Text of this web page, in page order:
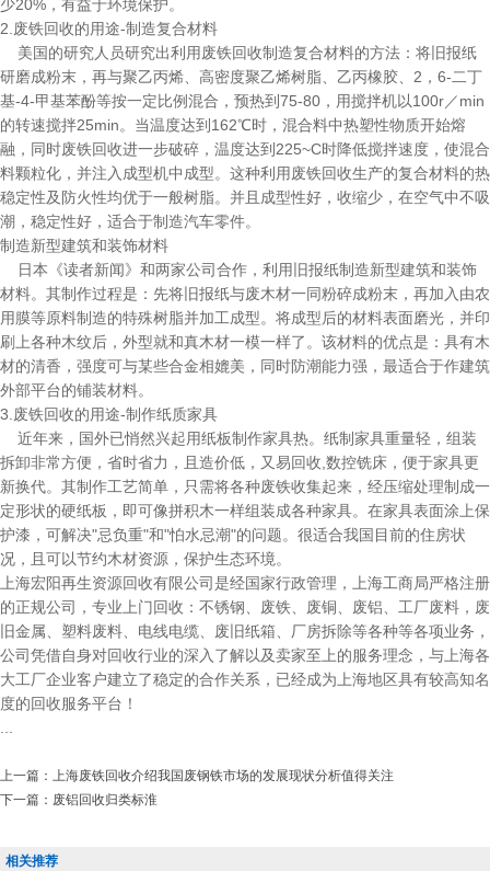
少20%，有益于环境保护。
2.废铁回收的用途-制造复合材料
美国的研究人员研究出利用废铁回收制造复合材料的方法：将旧报纸
研磨成粉末，再与聚乙丙烯、高密度聚乙烯树脂、乙丙橡胶、2，6-二丁
基-4-甲基苯酚等按一定比例混合，预热到75-80，用搅拌机以100r／min
的转速搅拌25min。当温度达到162℃时，混合料中热塑性物质开始熔
融，同时废铁回收进一步破碎，温度达到225~C时降低搅拌速度，使混合
料颗粒化，并注入成型机中成型。这种利用废铁回收生产的复合材料的热
稳定性及防火性均优于一般树脂。并且成型性好，收缩少，在空气中不吸
潮，稳定性好，适合于制造汽车零件。
制造新型建筑和装饰材料
日本《读者新闻》和两家公司合作，利用旧报纸制造新型建筑和装饰
材料。其制作过程是：先将旧报纸与废木材一同粉碎成粉末，再加入由农
用膜等原料制造的特殊树脂并加工成型。将成型后的材料表面磨光，并印
刷上各种木纹后，外型就和真木材一模一样了。该材料的优点是：具有木
材的清香，强度可与某些合金相媲美，同时防潮能力强，最适合于作建筑
外部平台的铺装材料。
3.废铁回收的用途-制作纸质家具
近年来，国外已悄然兴起用纸板制作家具热。纸制家具重量轻，组装
拆卸非常方便，省时省力，且造价低，又易回收,数控铣床，便于家具更
新换代。其制作工艺简单，只需将各种废铁收集起来，经压缩处理制成一
定形状的硬纸板，即可像拼积木一样组装成各种家具。在家具表面涂上保
护漆，可解决"忌负重"和"怕水忌潮"的问题。很适合我国目前的住房状
况，且可以节约木材资源，保护生态环境。
上海宏阳再生资源回收有限公司是经国家行政管理，上海工商局严格注册
的正规公司，专业上门回收：不锈钢、废铁、废铜、废铝、工厂废料，废
旧金属、塑料废料、电线电缆、废旧纸箱、厂房拆除等各种等各项业务，
公司凭借自身对回收行业的深入了解以及卖家至上的服务理念，与上海各
大工厂企业客户建立了稳定的合作关系，已经成为上海地区具有较高知名
度的回收服务平台！
上一篇： 上海废铁回收介绍我国废钢铁市场的发展现状分析值得关注
下一篇： 废铝回收归类标淮
相关推荐